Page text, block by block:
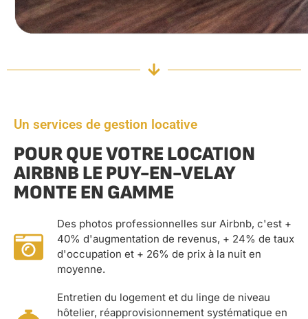
Un services de gestion locative
POUR QUE VOTRE LOCATION
AIRBNB LE PUY-EN-VELAY
MONTE EN GAMME
Des photos professionnelles sur Airbnb, c'est +
40% d'augmentation de revenus, + 24% de taux
d'occupation et + 26% de prix à la nuit en
moyenne.
Entretien du logement et du linge de niveau
hôtelier, réapprovisionnement systématique en